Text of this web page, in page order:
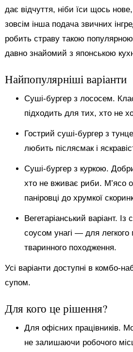
дає відчуття, ніби їси щось
зовсім інша подача звичних
робить страву такою
давно знайомий з японською
Найпопулярніші варіанти
Суші-бургер з лососем.
підходить для тих, хто не
Гострий суші-бургер з
любить післясмак і
Суші-бургер з куркою.
хто не вживає риби. М’ясо
паніровці до хрумкої
Вегетаріанський варіант.
соусом унагі — для легкого
тваринного походження.
Усі варіанти доступні в комбо-
супом.
Для кого це рішення?
Для офісних працівників.
не залишаючи робочого